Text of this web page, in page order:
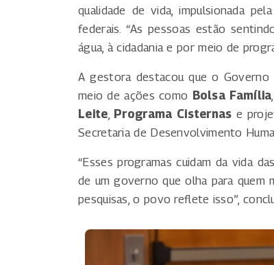
qualidade de vida, impulsionada
federais. “As pessoas estão
água, à cidadania e por meio de
A gestora destacou que o Governo
meio de ações como Bolsa Família,
Leite, Programa Cisternas e
Secretaria de Desenvolvimento
“Esses programas cuidam da vida
de um governo que olha para quem
pesquisas, o povo reflete isso”,